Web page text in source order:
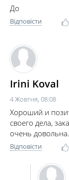
До
Відповісти
Irini Koval
4 Жовтня, 08:08
Хороший и
своего дела,
очень
Відповісти